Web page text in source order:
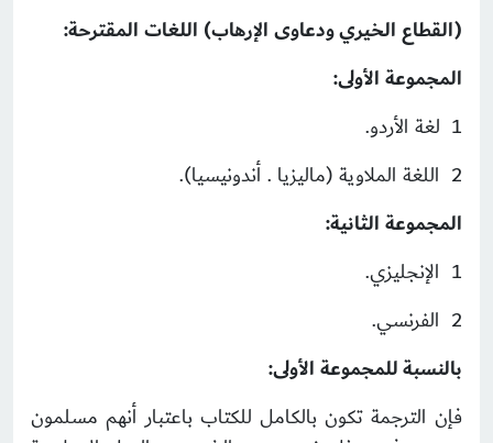
(القطاع الخيري ودعاوى الإرهاب) اللغات المقترحة:
المجموعة الأولى:
1 لغة الأردو.
2 اللغة الملاوية (ماليزيا . أندونيسيا).
المجموعة الثانية:
1 الإنجليزي.
2 الفرنسي.
بالنسبة للمجموعة الأولى:
فإن الترجمة تكون بالكامل للكتاب باعتبار أنهم مسلمون